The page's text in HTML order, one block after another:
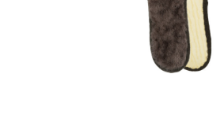
Calienta el pie incluso con